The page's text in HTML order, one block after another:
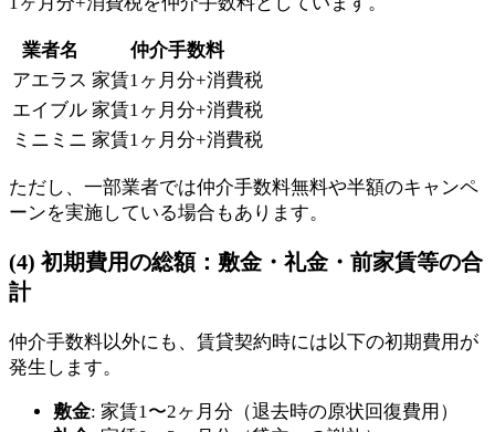
業者名
仲介手数料
アエラス 家賃1ヶ月分+消費税
エイブル 家賃1ヶ月分+消費税
ミニミニ 家賃1ヶ月分+消費税
ただし、一部業者では仲介手数料無料や半額のキャンペ
ーンを実施している場合もあります。
(4) 初期費用の総額：敷金・礼金・前家賃等の合
計
仲介手数料以外にも、賃貸契約時には以下の初期費用が
発生します。
敷金: 家賃1〜2ヶ月分（退去時の原状回復費用）